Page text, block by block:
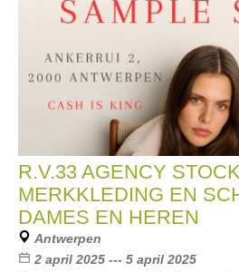
R.V.33 AGENCY
MERKKLEDING EN
DAMES EN HEREN
Antwerpen
2 april 2025 --- 5 april 2025